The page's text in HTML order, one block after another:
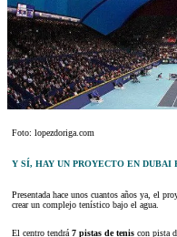
Foto: lopezdoriga.com
Y SÍ, HAY UN PROYECTO EN DUBAI
Presentada hace unos cuantos años ya, el
crear un complejo tenístico bajo el agua.
El centro tendrá7 pistas de tenis con pista